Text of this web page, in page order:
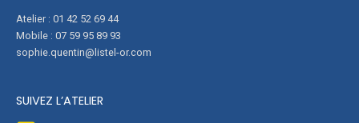
Atelier : 01 42 52 69 44
Mobile : 07 59 95 89 93
sophie.quentin@listel-or.com
SUIVEZ L’ATELIER